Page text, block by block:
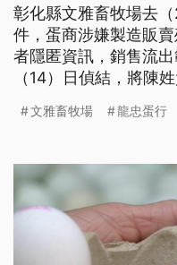
彰化縣文雅畜牧場去
件，蛋商涉嫌製造販
者隱匿資訊，銷售流
（14）日偵結，將陳
部則說會檢討採樣方式
文雅畜牧場 龍忠蛋行